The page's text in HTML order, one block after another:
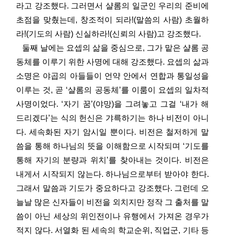
라고 강조했다. 그러면서 샬롬의 일군인 우리의 준비에
초점을 맞췄는데, 창조적이 되라!(말씀의 사람) 초월하
라!(기도의 사람) 신실하라!(신뢰의 사람)고 강조했다.
둘째 날에는 요셉의 삶을 중심으로, 그가 맡은 샬롬 공
동체를 이루기 위한 사명에 대해 강조했다. 요셉의 삶과
소명은 야곱의 아들들이 언약 안에서 연합과 통일성을
이루는 것, 곧 ‘샬롬의 공동체’를 이룸이 요셉의 일차적
사명이었다. ‘자기 꿈’(야망)을 그려놓고 그걸 ‘내가 해
드리겠다’는 식의 헌신은 갸륵하기는 하나 비전이 아니
다. 세속화된 자기 암시일 뿐이다. 비전은 철저하게 말
씀을 통해 하나님의 뜻을 이해함으로 시작되며 ‘기도를
통해 자기의 분량과 위치’를 찾아내는 것이다. 비전은
내게서 시작되지 않는다. 하나님으로부터 받아야 한다.
그래서 말씀과 기도가 중요하다고 강조했다. 그런데 오
늘날 많은 신자들이 비전을 외치지만 정작 그 출처를 말
씀이 아닌 세상의 위인전이나 유행에서 가져온 경우가
적지 않다. 서열화 된 세속의 학교순위, 직업군, 기타 등